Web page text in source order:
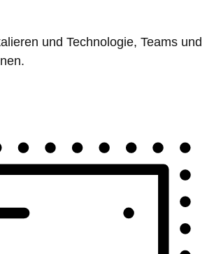
und Technologie, Teams und